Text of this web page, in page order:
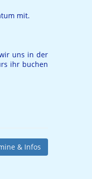
mit.
uns in der
ihr buchen
& Infos